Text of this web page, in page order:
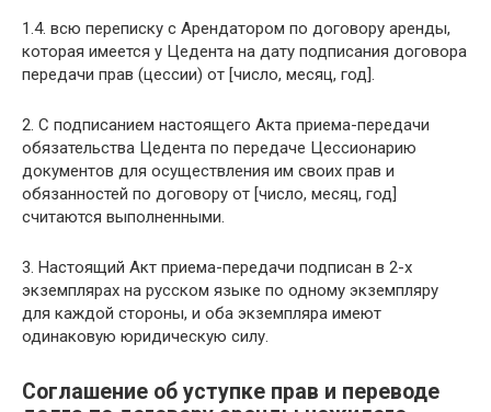
1.4. всю переписку с Арендатором по договору аренды,
которая имеется у Цедента на дату подписания договора
передачи прав (цессии) от [число, месяц, год].
2. С подписанием настоящего Акта приема-передачи
обязательства Цедента по передаче Цессионарию
документов для осуществления им своих прав и
обязанностей по договору от [число, месяц, год]
считаются выполненными.
3. Настоящий Акт приема-передачи подписан в 2-х
экземплярах на русском языке по одному экземпляру
для каждой стороны, и оба экземпляра имеют
одинаковую юридическую силу.
Соглашение об уступке прав и переводе